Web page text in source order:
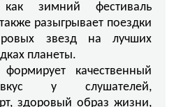
зимний фестиваль
разыгрывает поездки
звезд на лучших
планеты.
формирует качественный
у слушателей,
здоровый образ жизни,